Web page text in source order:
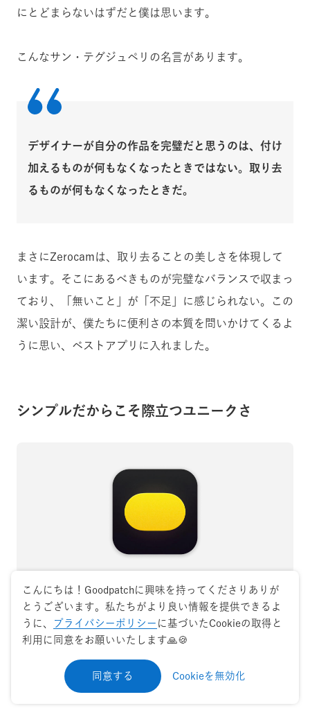
にとどまらないはずだと僕は思います。
こんなサン・テグジュペリの名言があります。
デザイナーが自分の作品を完璧だと思うのは、付け
加えるものが何もなくなったときではない。取り去
るものが何もなくなったときだ。
まさにZerocamは、取り去ることの美しさを体現して
います。そこにあるべきものが完璧なバランスで収まっ
ており、「無いこと」が「不足」に感じられない。この
潔い設計が、僕たちに便利さの本質を問いかけてくるよ
うに思い、ベストアプリに入れました。
シンプルだからこそ際立つユニークさ
Zerocamの美学は、アプリのアイコンにも表現されて
います。一般的なカメラアプリのアイコンはシャッター
やレンズをモチーフにしますが、Zerocamは「シャッ
ターボタン」だけを描くという大胆なデザインです。
こんにちは！Goodpatchに興味を持ってくださりありが
とうございます。私たちがより良い情報を提供できるよ
うに、
プライバシーポリシー に基づいたCookieの取得と
利用に同意をお願いいたします🙏🍪
同意する Cookieを無効化